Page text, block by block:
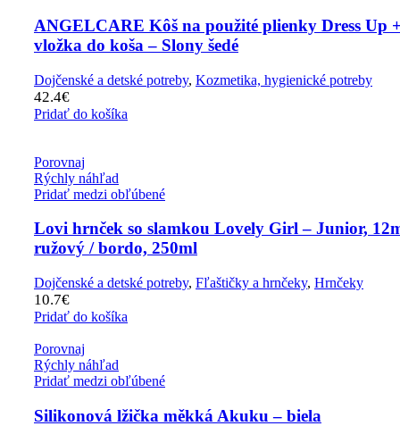
ANGELCARE Kôš na použité plienky Dress Up
vložka do koša – Slony šedé
Dojčenské a detské potreby, Kozmetika, hygienické potreby
42.4€
Pridať do košíka
Porovnaj
Rýchly náhľad
Pridať medzi obľúbené
Lovi hrnček so slamkou Lovely Girl – Junior,
ružový / bordo, 250ml
Dojčenské a detské potreby, Fľaštičky a hrnčeky, Hrnčeky
10.7€
Pridať do košíka
Porovnaj
Rýchly náhľad
Pridať medzi obľúbené
Silikonová lžička měkká Akuku – biela